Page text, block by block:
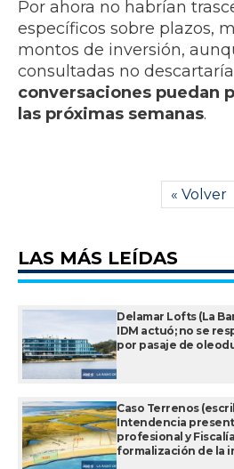
Por ahora no habrían
específicos sobre plazos,
montos de inversión,
consultadas no
conversaciones puedan
las próximas semanas.
« Volver
LAS MÁS LEÍDAS
Delamar Lofts (La
IDM actuó; no se
por pasaje de
Caso Terrenos
Intendencia
profesional y
formalización de la